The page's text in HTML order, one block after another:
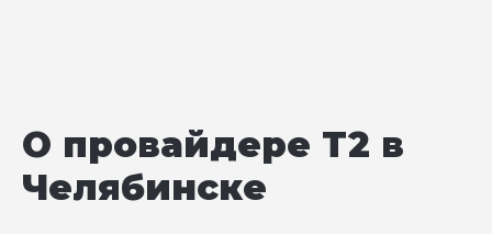
Сухумский пер
Театральный пер
О провайдере T2 в
Челябинске